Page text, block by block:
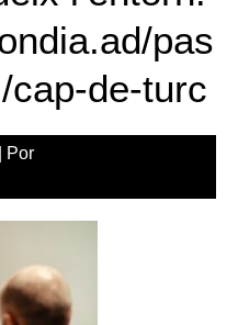
pas
cap-de-turc
| Por